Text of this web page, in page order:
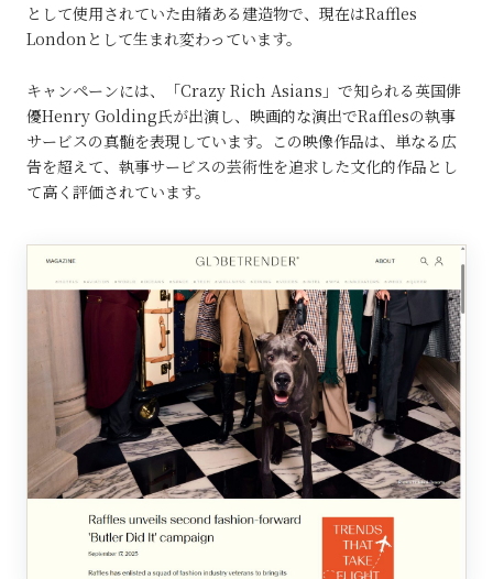
として使用されていた由緒ある建造物で、現在はRaffles
Londonとして生まれ変わっています。
キャンペーンには、「Crazy Rich Asians」で知られる英国俳
優Henry Golding氏が出演し、映画的な演出でRafflesの執事
サービスの真髄を表現しています。この映像作品は、単なる広
告を超えて、執事サービスの芸術性を追求した文化的作品とし
て高く評価されています。